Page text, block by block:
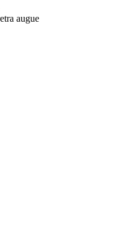
augue